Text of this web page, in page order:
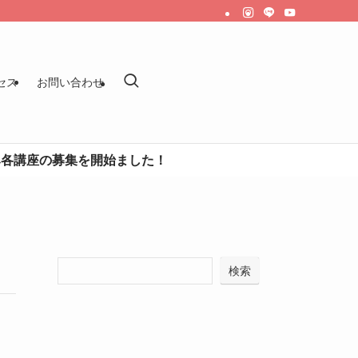
ス お問い合わせ
募集を開始ました！
検索